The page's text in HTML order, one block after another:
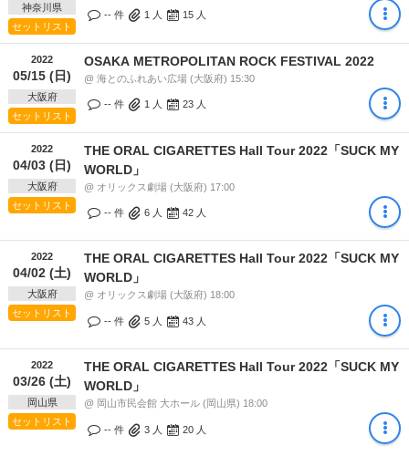
神奈川県
セットリスト
-- 件 1 人 15 人
2022
05/15 (日)
大阪府
セットリスト
OSAKA METROPOLITAN ROCK FESTIVAL 2022
@ 海とのふれあい広場 (大阪府) 15:30
-- 件 1 人 23 人
2022
04/03 (日)
大阪府
セットリスト
THE ORAL CIGARETTES Hall Tour 2022「SUCK MY
WORLD」
@ オリックス劇場 (大阪府) 17:00
-- 件 6 人 42 人
2022
04/02 (土)
大阪府
セットリスト
THE ORAL CIGARETTES Hall Tour 2022「SUCK MY
WORLD」
@ オリックス劇場 (大阪府) 18:00
-- 件 5 人 43 人
2022
03/26 (土)
岡山県
セットリスト
THE ORAL CIGARETTES Hall Tour 2022「SUCK MY
WORLD」
@ 岡山市民会館 大ホール (岡山県) 18:00
-- 件 3 人 20 人